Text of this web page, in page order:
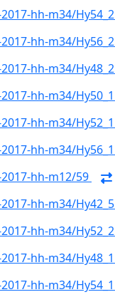
hh-m34/Hy54_2
hh-m34/Hy56_2
hh-m34/Hy48_2
hh-m34/Hy50_1
hh-m34/Hy52_1
hh-m34/Hy56_1
hh-m12/59
hh-m34/Hy42_5
hh-m34/Hy52_2
hh-m34/Hy48_1
hh-m34/Hy54_1